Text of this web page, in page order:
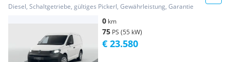
Transporter / Kastenwagen
Diesel, Schaltgetriebe, gültiges Pickerl, Gewährleistung, Garantie
0 km
75 PS (55 kW)
€ 23.580